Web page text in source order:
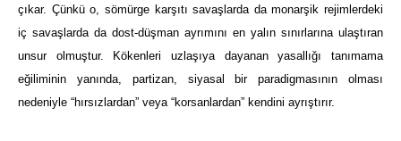
çıkar. Çünkü o, sömürge karşıtı savaşlarda da monarşik rejimlerdeki
iç savaşlarda da dost-düşman ayrımını en yalın sınırlarına ulaştıran
unsur olmuştur. Kökenleri uzlaşıya dayanan yasallığı tanımama
eğiliminin yanında, partizan, siyasal bir paradigmasının olması
nedeniyle “hırsızlardan” veya “korsanlardan” kendini ayrıştırır.